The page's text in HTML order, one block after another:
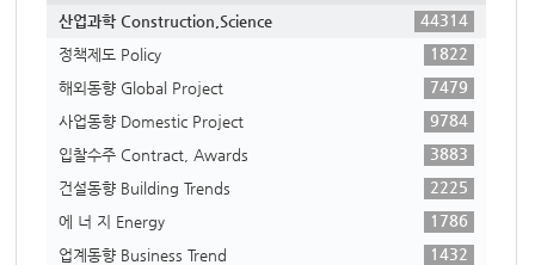
산업과학 Construction,Science
44314
정책제도 Policy
1822
해외동향 Global Project
7479
사업동향 Domestic Project
9784
입찰수주 Contract, Awards
3883
건설동향 Building Trends
2225
에 너 지 Energy
1786
업계동향 Business Trend
1432